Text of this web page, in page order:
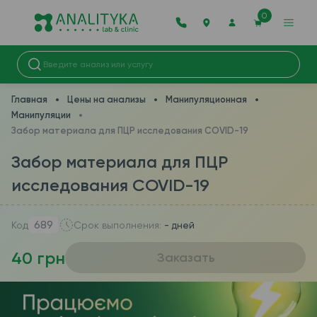
0
Главная Цены на анализы
Манипуляционная
Манипуляции
Забор материала для ПЦР исследования COVID-19
Забор материала для ПЦР
исследования COVID-19
Код 689 Срок выполнения: - дней
40 грн Заказать